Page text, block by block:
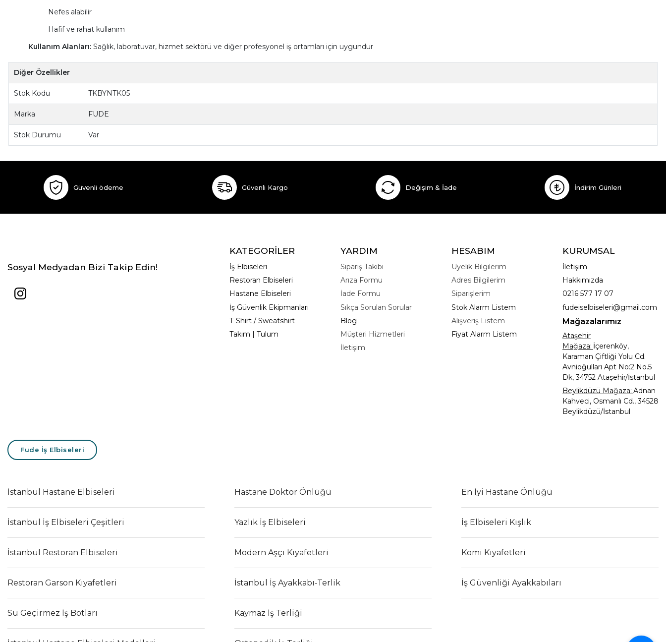
Nefes alabilir
Hafif ve rahat kullanım
Kullanım Alanları:Sağlık, laboratuvar, hizmet sektörü ve diğer profesyonel iş ortamları için uygundur
Diğer Özellikler
Stok Kodu TKBYNTK05
Marka FUDE
Stok Durumu Var
Güvenli ödeme Güvenli Kargo Değişim & İade İndirim Günleri
Sosyal Medyadan Bizi Takip Edin!
KATEGORİLER
İş Elbiseleri
Restoran Elbiseleri
Hastane Elbiseleri
İş Güvenlik Ekipmanları
T-Shirt / Sweatshirt
Takım | Tulum
YARDIM
Sipariş Takibi
Arıza Formu
İade Formu
Sıkça Sorulan Sorular
Blog
Müşteri Hizmetleri
İletişim
HESABIM
Üyelik Bilgilerim
Adres Bilgilerim
Siparişlerim
Stok Alarm Listem
Alışveriş Listem
Fiyat Alarm Listem
KURUMSAL
İletişim
Hakkımızda
0216 577 17 07
fudeiselbiseleri@gmail.com
Mağazalarımız
Ataşehir
Mağaza: İçerenköy,
Karaman Çiftliği Yolu Cd.
Avnioğulları Apt No:2 No.5
Dk, 34752 Ataşehir/İstanbul
Beylikdüzü Mağaza: Adnan
Kahveci, Osmanlı Cd., 34528
Beylikdüzü/İstanbul
Fude İş Elbiseleri
İstanbul Hastane Elbiseleri Hastane Doktor Önlüğü En İyi Hastane Önlüğü
İstanbul İş Elbiseleri Çeşitleri Yazlık İş Elbiseleri İş Elbiseleri Kışlık
İstanbul Restoran Elbiseleri Modern Aşçı Kıyafetleri Komi Kıyafetleri
Restoran Garson Kıyafetleri İstanbul İş Ayakkabı-Terlik İş Güvenliği Ayakkabıları
Su Geçirmez İş Botları Kaymaz İş Terliği